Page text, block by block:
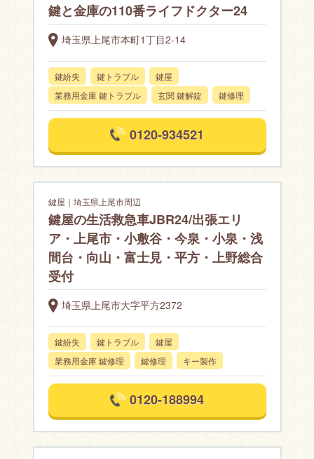
鍵と金庫の110番ライフドクター24
埼玉県上尾市本町1丁目2-14
鍵紛失 鍵トラブル
鍵屋
業務用金庫 鍵トラブル
玄関 鍵解錠 鍵修理
0120-934521
鍵屋｜埼玉県上尾市周辺
鍵屋の生活救急車JBR24/出張エリ
ア・上尾市・小敷谷・今泉・小泉・浅
間台・向山・富士見・平方・上野総合
受付
埼玉県上尾市大字平方2372
鍵紛失 鍵トラブル
鍵屋
業務用金庫 鍵修理
鍵修理 キー製作
0120-188994